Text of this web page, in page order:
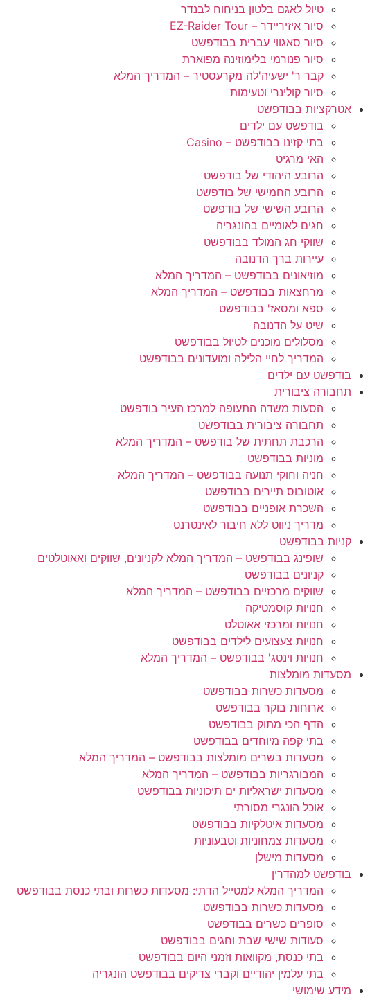
טיול לאגם בלטון בניחוח לבנדר
סיור איזיריידר – EZ-Raider Tour
סיור סאגווי עברית בבודפשט
סיור פנורמי בלימוזינה מפוארת
קבר ר' ישעיה'לה מקרעסטיר – המדריך המלא
סיור קולינרי וטעימות
אטרקציות בבודפשט
בודפשט עם ילדים
בתי קזינו בבודפשט – Casino
האי מרגיט
הרובע היהודי של בודפשט
הרובע החמישי של בודפשט
הרובע השישי של בודפשט
חגים לאומיים בהונגריה
שווקי חג המולד בבודפשט
עיירות ברך הדנובה
מוזיאונים בבודפשט – המדריך המלא
מרחצאות בבודפשט – המדריך המלא
ספא ומסאז' בבודפשט
שיט על הדנובה
מסלולים מוכנים לטיול בבודפשט
המדריך לחיי הלילה ומועדונים בבודפשט
בודפשט עם ילדים
תחבורה ציבורית
הסעות משדה התעופה למרכז העיר בודפשט
תחבורה ציבורית בבודפשט
הרכבת תחתית של בודפשט – המדריך המלא
מוניות בבודפשט
חניה וחוקי תנועה בבודפשט – המדריך המלא
אוטובוס תיירים בבודפשט
השכרת אופניים בבודפשט
מדריך ניווט ללא חיבור לאינטרנט
קניות בבודפשט
שופינג בבודפשט – המדריך המלא לקניונים, שווקים ואאוטלטים
קניונים בבודפשט
שווקים מרכזיים בבודפשט – המדריך המלא
חנויות קוסמטיקה
חנויות ומרכזי אאוטלט
חנויות צעצועים לילדים בבודפשט
חנויות וינטג' בבודפשט – המדריך המלא
מסעדות מומלצות
מסעדות כשרות בבודפשט
ארוחות בוקר בבודפשט
הדף הכי מתוק בבודפשט
בתי קפה מיוחדים בבודפשט
מסעדות בשרים מומלצות בבודפשט – המדריך המלא
המבורגריות בבודפשט – המדריך המלא
מסעדות ישראליות ים תיכוניות בבודפשט
אוכל הונגרי מסורתי
מסעדות איטלקיות בבודפשט
מסעדות צמחוניות וטבעוניות
מסעדות מישלן
בודפשט למהדרין
המדריך המלא למטייל הדתי: מסעדות כשרות ובתי כנסת בבודפשט
מסעדות כשרות בבודפשט
סופרים כשרים בבודפשט
סעודות שישי שבת וחגים בבודפשט
בתי כנסת, מקוואות וזמני היום בבודפשט
בתי עלמין יהודיים וקברי צדיקים בבודפשט הונגריה
מידע שימושי